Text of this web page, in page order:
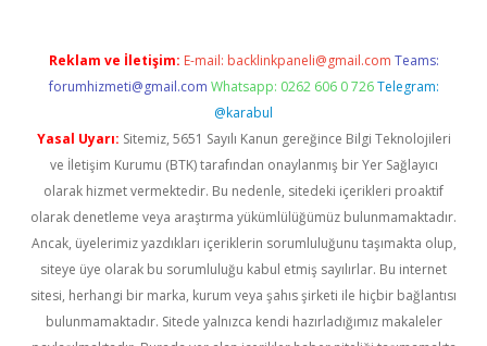
Reklam ve İletişim: E-mail: backlinkpaneli@gmail.com Teams:
forumhizmeti@gmail.com Whatsapp: 0262 606 0 726 Telegram:
@karabul
Yasal Uyarı: Sitemiz, 5651 Sayılı Kanun gereğince Bilgi Teknolojileri
ve İletişim Kurumu (BTK) tarafından onaylanmış bir Yer Sağlayıcı
olarak hizmet vermektedir. Bu nedenle, sitedeki içerikleri proaktif
olarak denetleme veya araştırma yükümlülüğümüz bulunmamaktadır.
Ancak, üyelerimiz yazdıkları içeriklerin sorumluluğunu taşımakta olup,
siteye üye olarak bu sorumluluğu kabul etmiş sayılırlar. Bu internet
sitesi, herhangi bir marka, kurum veya şahıs şirketi ile hiçbir bağlantısı
bulunmamaktadır. Sitede yalnızca kendi hazırladığımız makaleler